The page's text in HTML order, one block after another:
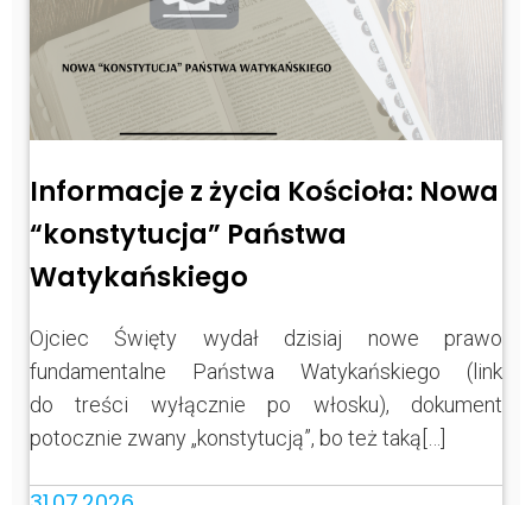
Informacje z życia Kościoła: Nowa
“konstytucja” Państwa
Watykańskiego
Ojciec Święty wydał dzisiaj nowe prawo
fundamentalne Państwa Watykańskiego (link
do treści wyłącznie po włosku), dokument
potocznie zwany „konstytucją”, bo też taką[…]